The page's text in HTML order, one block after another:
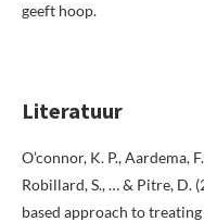
geeft hoop.
Literatuur
O’connor, K. P., Aardema,
Robillard, S., … & Pitre, D.
based approach to